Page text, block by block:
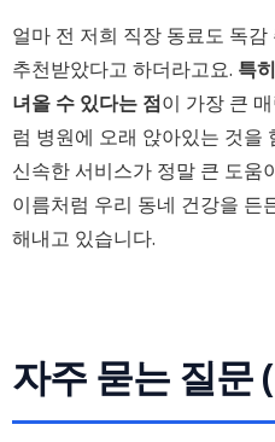
얼마 전 저희 직장 동료도 독
추천받았다고 하더라고요. 특
녀올 수 있다는 점이 가장 큰
럼 병원에 오래 앉아있는 것을
신속한 서비스가 정말 큰 도움
이름처럼 우리 동네 건강을 든
해내고 있습니다.
자주 묻는 질문